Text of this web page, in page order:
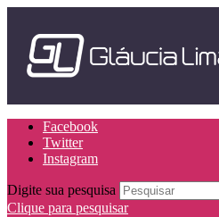
Facebook
Twitter
Instagram
Digite sua pesquisa
Clique para pesquisar